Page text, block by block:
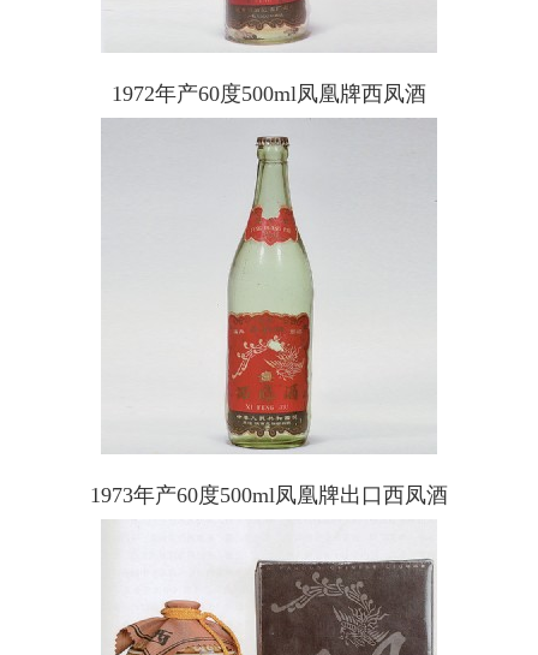
1972年产60度500ml凤凰牌西凤酒
1973年产60度500ml凤凰牌出口西凤酒